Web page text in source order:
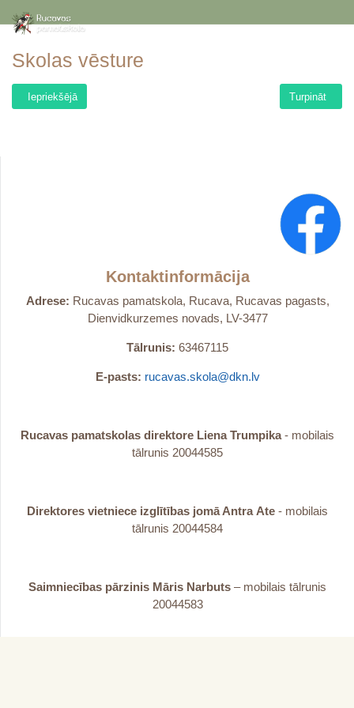
Skolas vēsture
Iepriekšējais raksts: Mācību darbs
Iepriekšējā Nākamais
Turpināt
Kontaktinformācija
Adrese: Rucavas pamatskola, Rucava, Rucavas pagasts,
Dienvidkurzemes novads, LV-3477
Tālrunis: 63467115
E-pasts: rucavas.skola@dkn.lv
Rucavas pamatskolas direktore Liena Trumpika- mobilais
tālrunis 20044585
Direktores vietniece izglītības jomā Antra Ate - mobilais
tālrunis 20044584
Saimniecības pārzinis Māris Narbuts – mobilais tālrunis
20044583